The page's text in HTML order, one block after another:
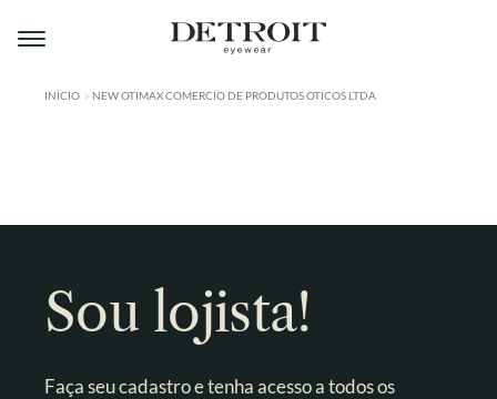
Pular
para
Pular
para
A MONTMARTRE
CONTATO
INÍCIO NEW OTIMAX COMERCIO DE PRODUTOS OTICOS LTDA
Sou lojista!
Faça seu cadastro e tenha acesso a todos os